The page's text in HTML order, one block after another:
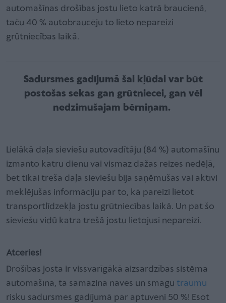
automašīnas drošības jostu lieto katrā braucienā,
taču 40 % autobraucēju to lieto nepareizi
grūtniecības laikā.
Sadursmes gadījumā šai kļūdai var būt
postošas sekas gan grūtniecei, gan vēl
nedzimušajam bērniņam.
Lielākā daļa sieviešu autovadītāju (84 %) automašīnu
izmanto katru dienu vai vismaz dažas reizes nedēļā,
bet tikai trešā daļa sieviešu bija saņēmušas vai aktīvi
meklējušas informāciju par to, kā pareizi lietot
transportlīdzekļa jostu grūtniecības laikā. Un pat šo
sieviešu vidū katra trešā jostu lietojusi nepareizi.
Atceries!
Drošības josta ir vissvarīgākā aizsardzības sistēma
automašīnā, tā samazina nāves un smagu traumu
risku sadursmes gadījumā par aptuveni 50 %! Esot